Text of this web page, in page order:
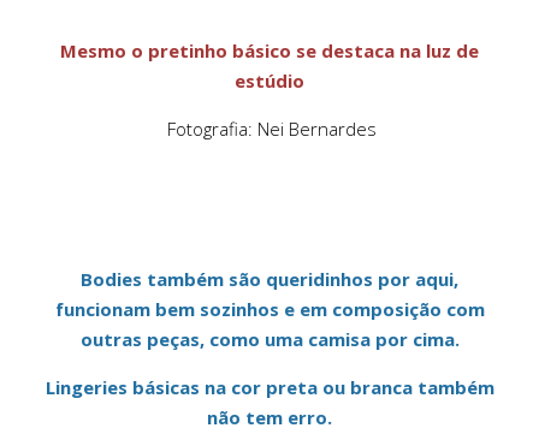
Mesmo o pretinho básico se destaca na luz de
estúdio
Fotografia: Nei Bernardes
Bodies também são queridinhos por aqui,
funcionam bem sozinhos e em composição com
outras peças, como uma camisa por cima.
Lingeries básicas na cor preta ou branca também
não tem erro.